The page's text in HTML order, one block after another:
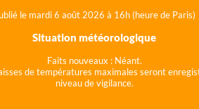
le mardi 6 août 2026 à 16h (heure de Paris)
Situation météorologique
Faits nouveaux : Néant.
de températures maximales seront
niveau de vigilance.